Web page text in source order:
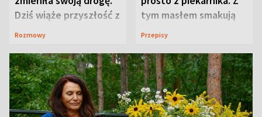
Dziś wiąże przyszłość z
neurobiologią
Rozmowy
tym masłem smakują
jeszcze lepiej
Przepisy